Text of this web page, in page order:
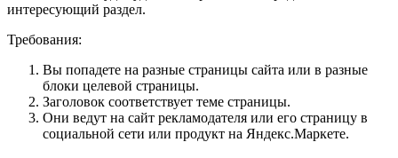
интересующий раздел.
Требования:
Вы попадете на разные страницы сайта или в разные
блоки целевой страницы.
Заголовок соответствует теме страницы.
Они ведут на сайт рекламодателя или его страницу в
социальной сети или продукт на Яндекс.Маркете.